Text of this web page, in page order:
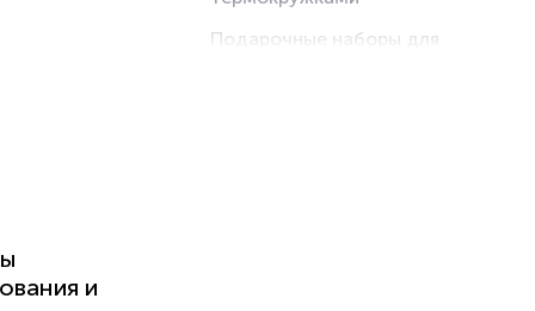
Подарочные наборы для
и